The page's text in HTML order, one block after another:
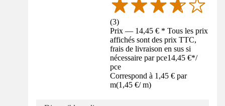
(3)
Prix — 14,45 € * Tous les prix
affichés sont des prix TTC,
frais de livraison en sus si
nécessaire par pce14,45 €*/
pce
Correspond à 1,45 € par
m(1,45 €/ m)